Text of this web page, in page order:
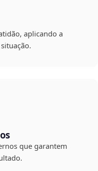
aplicando a
que garantem